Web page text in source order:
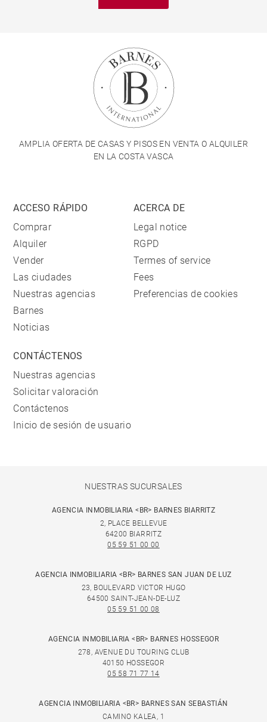
AMPLIA OFERTA DE CASAS Y PISOS EN VENTA O ALQUILER
EN LA COSTA VASCA
ACCESO RÁPIDO
Comprar
Alquiler
Vender
Las ciudades
Nuestras agencias
Barnes
Noticias
ACERCA DE
Legal notice
RGPD
Termes of service
Fees
Preferencias de cookies
CONTÁCTENOS
Nuestras agencias
Solicitar valoración
Contáctenos
Inicio de sesión de usuario
NUESTRAS SUCURSALES
AGENCIA INMOBILIARIA <BR> BARNES BIARRITZ
2, PLACE BELLEVUE
64200 BIARRITZ
05 59 51 00 00
AGENCIA INMOBILIARIA <BR> BARNES SAN JUAN DE LUZ
23, BOULEVARD VICTOR HUGO
64500 SAINT-JEAN-DE-LUZ
05 59 51 00 08
AGENCIA INMOBILIARIA <BR> BARNES HOSSEGOR
278, AVENUE DU TOURING CLUB
40150 HOSSEGOR
05 58 71 77 14
AGENCIA INMOBILIARIA <BR> BARNES SAN SEBASTIÁN
CAMINO KALEA, 1